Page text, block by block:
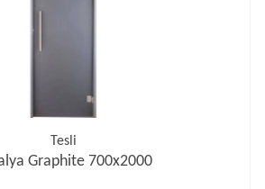
Tesli
Graphite 700х2000